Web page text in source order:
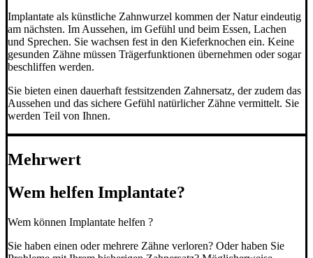
Implantate als künstliche Zahnwurzel kommen der Natur eindeutig
am nächsten. Im Aussehen, im Gefühl und beim Essen, Lachen
und Sprechen. Sie wachsen fest in den Kieferknochen ein. Keine
gesunden Zähne müssen Trägerfunktionen übernehmen oder sogar
beschliffen werden.
Sie bieten einen dauerhaft festsitzenden Zahnersatz, der zudem das
Aussehen und das sichere Gefühl natürlicher Zähne vermittelt. Sie
werden Teil von Ihnen.
Mehrwert
Wem helfen Implantate?
Wem können Implantate helfen ?
Sie haben einen oder mehrere Zähne verloren? Oder haben Sie